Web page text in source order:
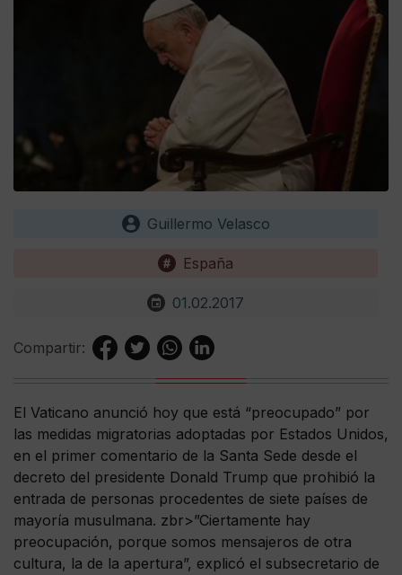
Guillermo Velasco
España
01.02.2017
Compartir:
El Vaticano anunció hoy que está “preocupado” por
las medidas migratorias adoptadas por Estados Unidos,
en el primer comentario de la Santa Sede desde el
decreto del presidente Donald Trump que prohibió la
entrada de personas procedentes de siete países de
mayoría musulmana. zbr>”Ciertamente hay
preocupación, porque somos mensajeros de otra
cultura, la de la apertura”, explicó el subsecretario de